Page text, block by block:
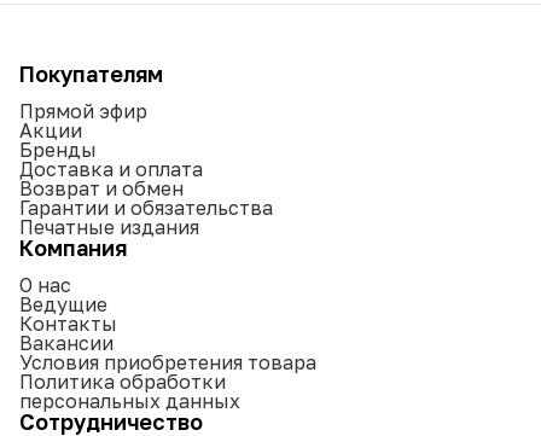
Покупателям
Прямой эфир
Акции
Бренды
Доставка и оплата
Возврат и обмен
Гарантии и обязательства
Печатные издания
Компания
О нас
Ведущие
Контакты
Вакансии
Условия приобретения товара
Политика обработки
персональных данных
Сотрудничество